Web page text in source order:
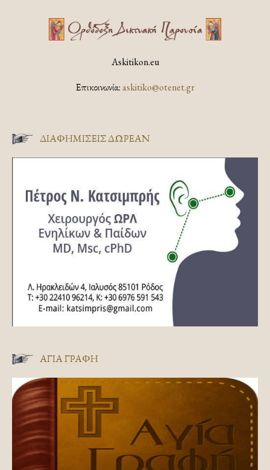
Askitikon.eu
Επικοινωνία:askitiko@otenet.gr
ΔΙΑΦΗΜΊΣΕΙΣ ΔΩΡΕΆΝ
ΑΓΊΑ ΓΡΑΦΉ